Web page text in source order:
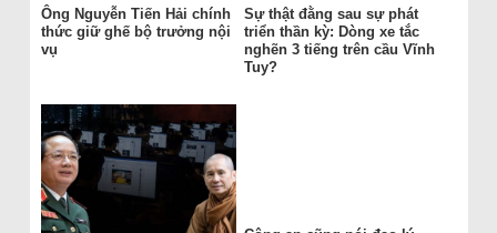
Ông Nguyễn Tiến Hải chính
thức giữ ghế bộ trưởng nội
vụ
Sự thật đằng sau sự phát
triển thần kỳ: Dòng xe tắc
nghẽn 3 tiếng trên cầu Vĩnh
Tuy?